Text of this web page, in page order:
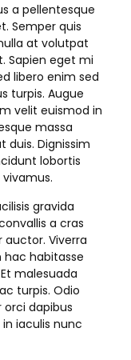
a pellentesque
Semper quis
at volutpat
Sapien eget mi
libero enim sed
turpis. Augue
velit euismod in
massa
duis. Dignissim
lobortis
gravida
a cras
auctor. Viverra
hac habitasse
malesuada
turpis. Odio
dapibus
iaculis nunc